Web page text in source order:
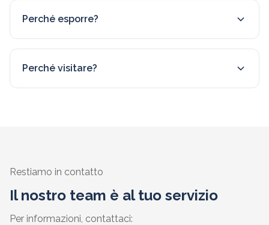
Perché esporre?
Perché visitare?
Restiamo in contatto
Il nostro team è al tuo servizio
Per informazioni, contattaci: